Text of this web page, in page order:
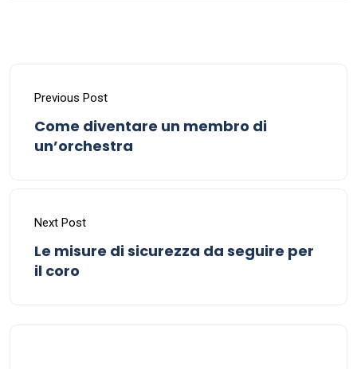
Previous Post
Come diventare un membro di
un’orchestra
Next Post
Le misure di sicurezza da seguire per
il coro